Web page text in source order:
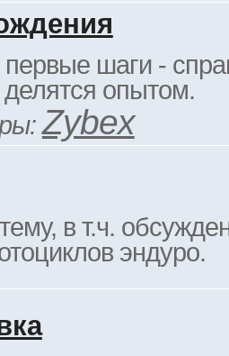
первые шаги -
опытом.
Zybex
в т.ч.
эндуро.